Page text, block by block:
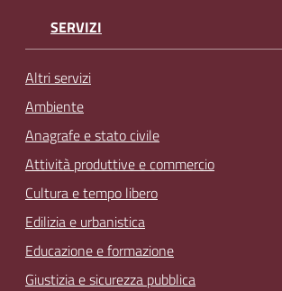
SERVIZI
Altri servizi
Ambiente
Anagrafe e stato civile
Attività produttive e commercio
Cultura e tempo libero
Edilizia e urbanistica
Educazione e formazione
Giustizia e sicurezza pubblica